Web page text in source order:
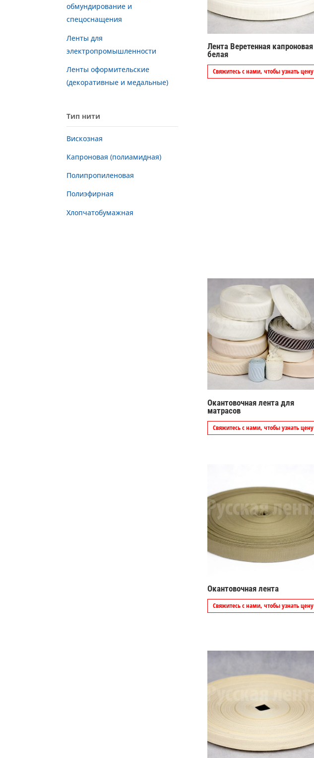
обмундирование и
спецоснащения
Ленты для
электропромышленности
Ленты оформительские
(декоративные и медальные)
Тип нити
Вискозная
Капроновая (полиамидная)
Полипропиленовая
Полиэфирная
Хлопчатобумажная
Лента Веретенная капроновая
белая
Свяжитесь с нами, чтобы узнать цену
Окантовочная лента для
матрасов
Свяжитесь с нами, чтобы узнать цену
Окантовочная лента
Свяжитесь с нами, чтобы узнать цену